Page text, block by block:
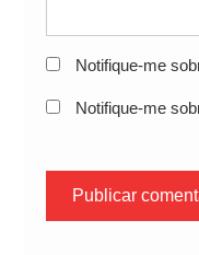
Notifique-me
Notifique-me